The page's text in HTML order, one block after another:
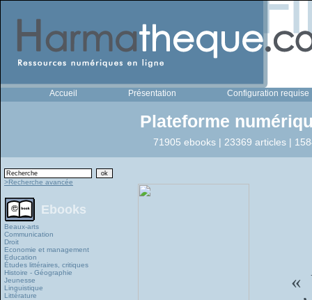
Accueil Présentation Configuration requise
Plateforme
71905 ebooks | 23369 articles |
>Recherche avancée
Ebooks
Beaux-arts
Communication
Droit
Economie et management
Education
Études littéraires, critiques
Histoire - Géographie
Jeunesse
Linguistique
Littérature
«